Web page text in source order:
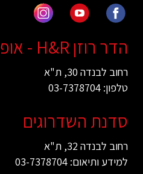
הדר רוזן H&R - אופנה לרכב
רחוב לבנדה 30, ת"א
טלפון: 03-7378704
סדנת השדרוגים
רחוב לבנדה 32, ת"א
למידע ותיאום: 03-7378704